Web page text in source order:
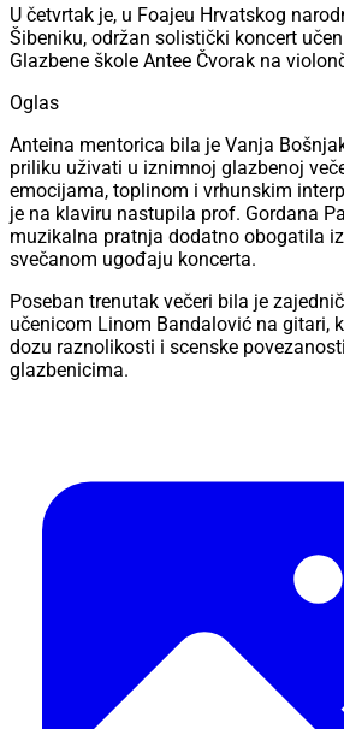
U četvrtak je, u Foajeu Hrvatskog
Šibeniku, održan solistički koncert
Glazbene škole Antee Čvorak na
Oglas
Anteina mentorica bila je Vanja
priliku uživati u iznimnoj glazbenoj
emocijama, toplinom i vrhunskim
je na klaviru nastupila prof. Gordana
muzikalna pratnja dodatno obogatila
svečanom ugođaju koncerta.
Poseban trenutak večeri bila je
učenicom Linom Bandalović na gitari,
dozu raznolikosti i scenske
glazbenicima.